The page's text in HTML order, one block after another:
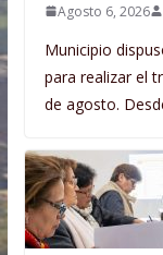
Agosto 6, 2026
Municipio
para realizar el
de agosto.